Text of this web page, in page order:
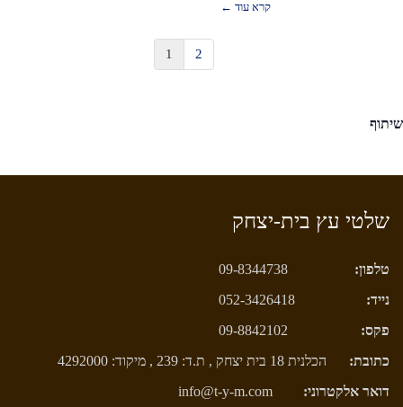
קרא עוד ←
1 2
שלטי עץ בית-יצחק
טלפון:
09-8344738
נייד:
052-3426418
פקס:
09-8842102
כתובת:
הכלנית 18 בית יצחק , ת.ד: 239 , מיקוד: 4292000
דואר אלקטרוני:
info@t-y-m.com